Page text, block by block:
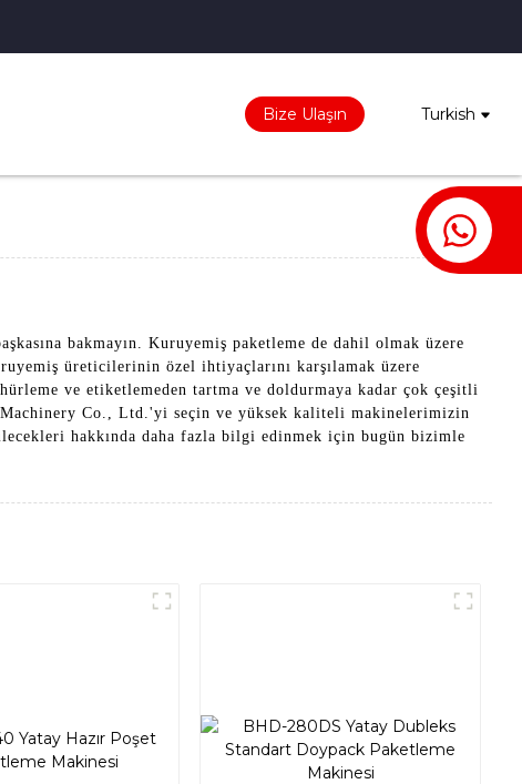
Bize Ulaşın Turkish
bakmayın. Kuruyemiş paketleme de dahil olmak üzere
üreticilerinin özel ihtiyaçlarını karşılamak üzere
ve etiketlemeden tartma ve doldurmaya kadar çok çeşitli
Co., Ltd.'yi seçin ve yüksek kaliteli makinelerimizin
hakkında daha fazla bilgi edinmek için bugün bizimle